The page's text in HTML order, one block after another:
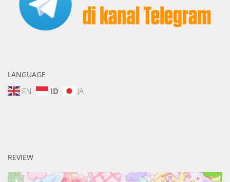
LANGUAGE
EN ID JA
REVIEW